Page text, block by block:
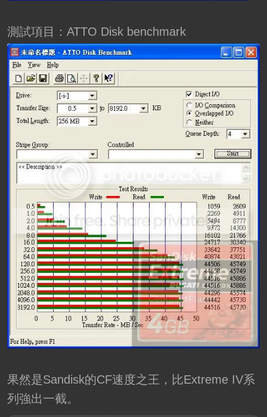
測試項目：ATTO Disk benchmark
果然是Sandisk的CF速度之王，比Extreme IV系
列強出一截。